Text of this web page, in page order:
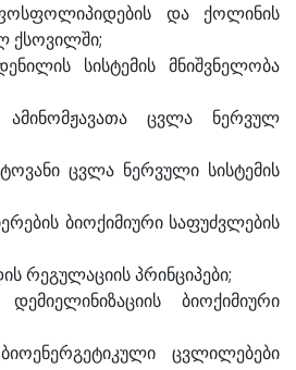
და ქოლინის
ქსოვილში;
სისტემის მნიშვნელობა
ცვლა ნერვულ
ცვლა ნერვული სისტემის
ბიოქიმიური საფუძვლების
რეგულაციის პრინციპები;
ბიოქიმიური
ცვლილებები